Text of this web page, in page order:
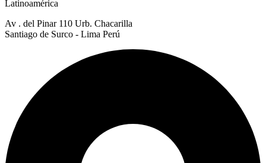
Latinoamérica
Av . del Pinar 110 Urb. Chacarilla
Santiago de Surco - Lima Perú